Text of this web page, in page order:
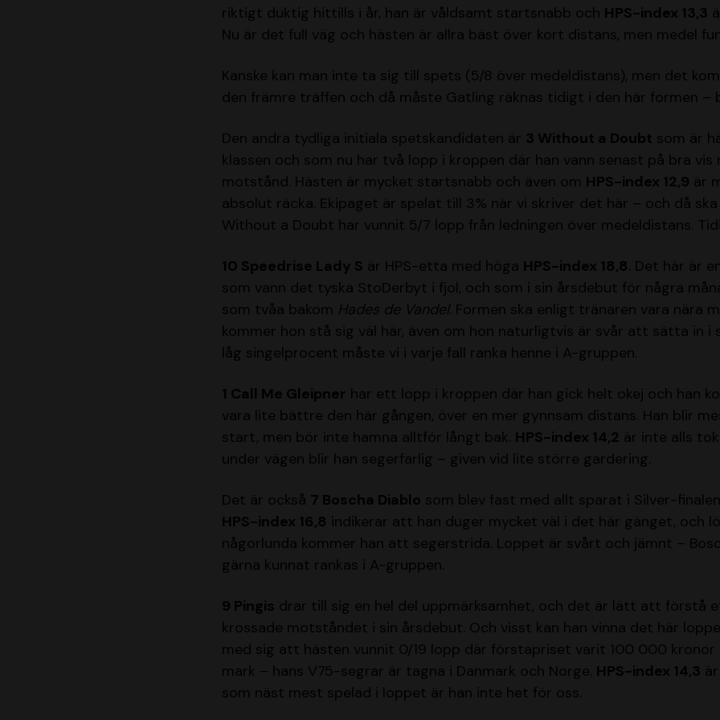
riktigt duktig hittills i år, han är våldsamt startsnabb och HPS-index 13,3
Nu är det full väg och hästen är allra bäst över kort distans, men medel
Kanske kan man inte ta sig till spets (5/8 över medeldistans), men det
den främre träffen och då måste Gatling räknas tidigt i den här formen –
Den andra tydliga initiala spetskandidaten är 3 Without a Doubt som är
klassen och som nu har två lopp i kroppen där han vann senast på bra
motstånd. Hästen är mycket startsnabb och även om HPS-index 12,9 är
absolut räcka. Ekipaget är spelat till 3% när vi skriver det här – och då
Without a Doubt har vunnit 5/7 lopp från ledningen över medeldistans.
10 Speedrise Lady S är HPS-etta med höga HPS-index 18,8 . Det här är
som vann det tyska StoDerbyt i fjol, och som i sin årsdebut för några
som tvåa bakom Hades de Vandel. Formen ska enligt tränaren vara nära
kommer hon stå sig väl här, även om hon naturligtvis är svår att sätta in i
låg singelprocent måste vi i varje fall ranka henne i A-gruppen.
1 Call Me Gleipner har ett lopp i kroppen där han gick helt okej och han
vara lite bättre den här gången, över en mer gynnsam distans. Han blir
start, men bör inte hamna alltför långt bak. HPS-index 14,2 är inte alls
under vägen blir han segerfarlig – given vid lite större gardering.
Det är också 7 Boscha Diablo som blev fast med allt sparat i Silver-
HPS-index 16,8 indikerar att han duger mycket väl i det här gänget, och
någorlunda kommer han att segerstrida. Loppet är svårt och jämnt –
gärna kunnat rankas i A-gruppen.
9 Pingis drar till sig en hel del uppmärksamhet, och det är lätt att förstå
krossade motståndet i sin årsdebut. Och visst kan han vinna det här
med sig att hästen vunnit 0/19 lopp där förstapriset varit 100 000 kronor
mark – hans V75-segrar är tagna i Danmark och Norge. HPS-index 14,3
som näst mest spelad i loppet är han inte het för oss.